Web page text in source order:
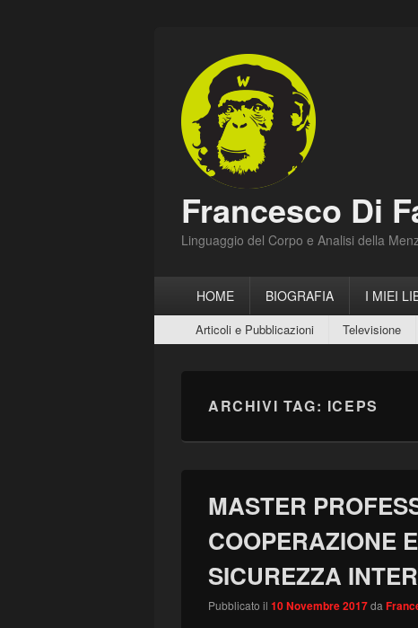
Francesco Di
Linguaggio del Corpo e Analisi della
principaleHOME BIOGRAFIA I MIEI
secondario
Articoli e Pubblicazioni Televisione
ARCHIVI TAG: ICEPS
MASTER
COOPERAZIONE
SICUREZZA
Pubblicato il 10 Novembre 2017da